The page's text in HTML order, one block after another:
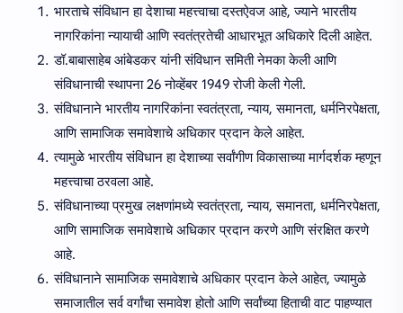
भारताचे संविधान हा देशाचा महत्त्वाचा दस्तऐवज आहे, ज्याने भारतीय
नागरिकांना न्यायाची आणि स्वतंत्रतेची आधारभूत अधिकारे दिली आहेत.
डॉ.बाबासाहेब आंबेडकर यांनी संविधान समिती नेमका केली आणि
संविधानाची स्थापना 26 नोव्हेंबर 1949 रोजी केली गेली.
संविधानाने भारतीय नागरिकांना स्वतंत्रता, न्याय, समानता, धर्मनिरपेक्षता,
आणि सामाजिक समावेशाचे अधिकार प्रदान केले आहेत.
त्यामुळे भारतीय संविधान हा देशाच्या सर्वांगीण विकासाच्या मार्गदर्शक म्हणून
महत्त्वाचा ठरवला आहे.
संविधानाच्या प्रमुख लक्षणांमध्ये स्वतंत्रता, न्याय, समानता, धर्मनिरपेक्षता,
आणि सामाजिक समावेशाचे अधिकार प्रदान करणे आणि संरक्षित करणे
आहे.
संविधानाने सामाजिक समावेशाचे अधिकार प्रदान केले आहेत, ज्यामुळे
समाजातील सर्व वर्गांचा समावेश होतो आणि सर्वांच्या हिताची वाट पाहण्यात